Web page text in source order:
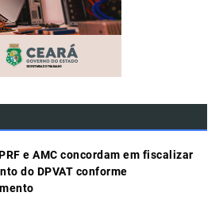
e AMC concordam em fiscalizar
do DPVAT conforme